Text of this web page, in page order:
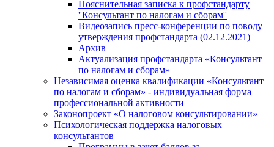
Пояснительная записка к профстандарту
''Консультант по налогам и сборам''
Видеозапись пресс-конференции по поводу
утверждения профстандарта (02.12.2021)
Архив
Актуализация профстандарта «Консультант
по налогам и сборам»
Независимая оценка квалификации «Консультант
по налогам и сборам» - индивидуальная форма
профессиональной активности
Законопроект «О налоговом консультировании»
Психологическая поддержка налоговых
консультантов